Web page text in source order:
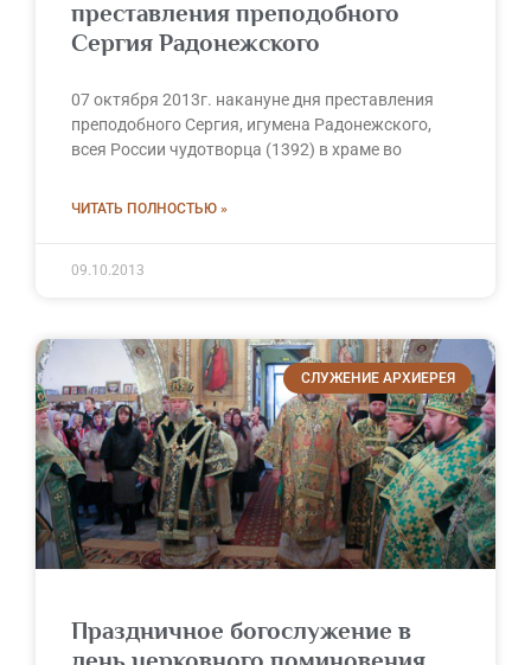
преставления преподобного
Сергия Радонежского
07 октября 2013г. накануне дня преставления
преподобного Сергия, игумена Радонежского,
всея России чудотворца (1392) в храме во
ЧИТАТЬ ПОЛНОСТЬЮ »
09.10.2013
СЛУЖЕНИЕ АРХИЕРЕЯ
Праздничное богослужение в